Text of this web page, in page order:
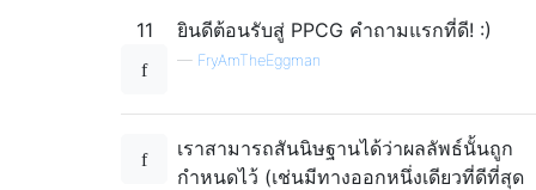
11 ยินดีต้อนรับสู่ PPCG คำถามแรกที่ดี! :)
— FryAmTheEggman
เราสามารถสันนิษฐานได้ว่าผลลัพธ์นั้นถูก
กำหนดไว้ (เช่นมีทางออกหนึ่งเดียวที่ดีที่สุด